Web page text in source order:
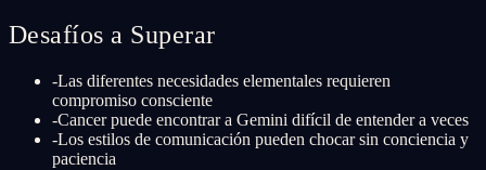
Desafíos a Superar
-Las diferentes necesidades elementales requieren
compromiso consciente
-Cancer puede encontrar a Gemini difícil de entender a veces
-Los estilos de comunicación pueden chocar sin conciencia y
paciencia